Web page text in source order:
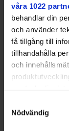
våra 1022
behandlar din
och använder
få tillgång till
tillhandahålla
och
Med din
Nödvändig
aviserat för
spela nästa år.
– Bokningen
säsong
Håkan och
pappersark på